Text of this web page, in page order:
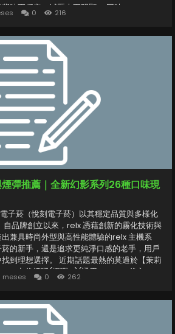
時更穩定、減壓也更明顯。 同時，michael
做得相當細膩：卡片夾層、拉鏈袋與磁扣輔
），材質將影響挺度、耐刮性與保養頻率。
，可考慮 mk 小 托 特 包。此類尺寸更適合
而不失柔和的日常氣質。 值得關注的單品是
Mirella 小號托特包 時尚購物袋 單肩斜挎手
0 216
彈推薦｜全新幻影系列26種口味現
子菸（悅刻電子菸）以其穩定品質與多樣化
自品牌創立以來，relx 憑藉創新的霧化技術與
兼具時尚外型與高性能體驗的relx 主機系
的新手，還是追求更純淨口感的老手，用戶
到理想選擇。 近期話題最熱的莫過於【茉莉
2六代煙彈(煙彈x1)(通用Relx 4, 5代主
受市場關注。煙彈以天然茉莉花萃取香氣
彈可通用 relx 4代與5代主機，兼具靈活性與
換口味、體驗多樣風格。 對於注重吸感穩定
meses 0 262